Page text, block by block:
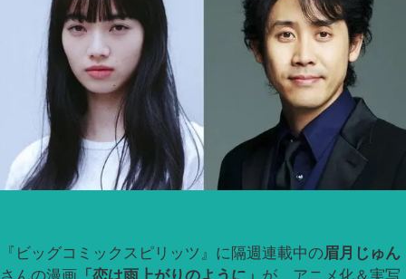
『ビッグコミックスピリッツ』に隔週連載中の眉月じゅん